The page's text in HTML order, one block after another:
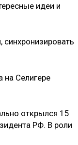
идеи и
на Селигере
открылся 15
РФ. В роли